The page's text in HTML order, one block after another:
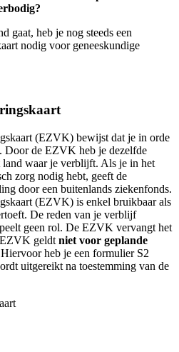
gaat, heb je nog steeds een
nodig voor geneeskundige
(EZVK) bewijst dat je in orde
Door de EZVK heb je dezelfde
land waar je verblijft. Als je in het
zorg nodig hebt, geeft de
door een buitenlands ziekenfonds.
(EZVK) is enkel bruikbaar als
De reden van je verblijf
geen rol. De EZVK vervangt het
geldt niet voor geplande
heb je een formulier S2
uitgereikt na toestemming van de